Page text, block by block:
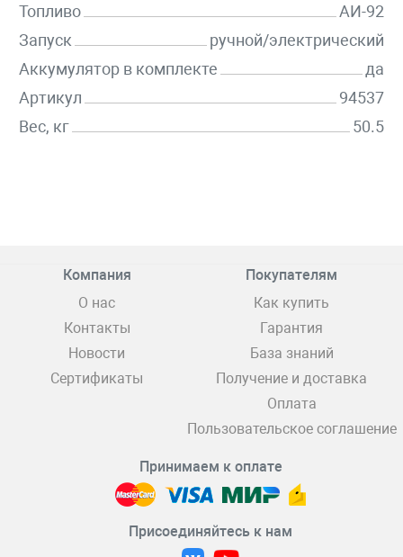
Топливо
АИ-92
Запуск
ручной/электрический
Аккумулятор в комплекте
да
Артикул
94537
Вес, кг
50.5
Компания
О нас
Контакты
Новости
Сертификаты
Покупателям
Как купить
Гарантия
База знаний
Получение и доставка
Оплата
Пользовательское соглашение
Принимаем к оплате
Присоединяйтесь к нам